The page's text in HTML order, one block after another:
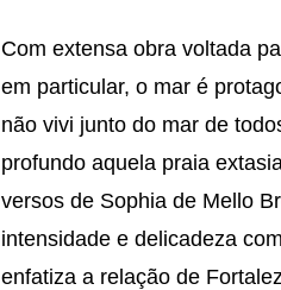
Com extensa obra voltada
em particular, o mar é
não vivi junto do mar de
profundo aquela praia
versos de Sophia de Mello
intensidade e delicadeza
enfatiza a relação de